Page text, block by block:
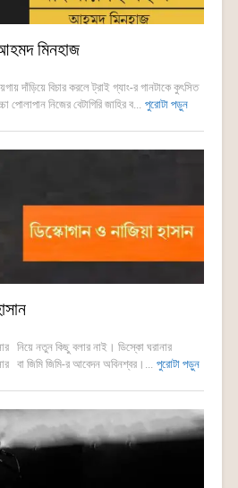
মিনহাজ
দাঁড়িয়ে বিচার করলে ট্রাই গ্যাং-র গানটাকে কুৎসিত
পোলাপান নিজের বেটাগিরি জাহির ব... পুরোটা পড়ুন
নিয়ে নতুন কিছু বলার নাই। ডিস্কো ঘরানার
বা জিমি জিমি-র আবেদন অবিনশ্বর।... পুরোটা পড়ুন